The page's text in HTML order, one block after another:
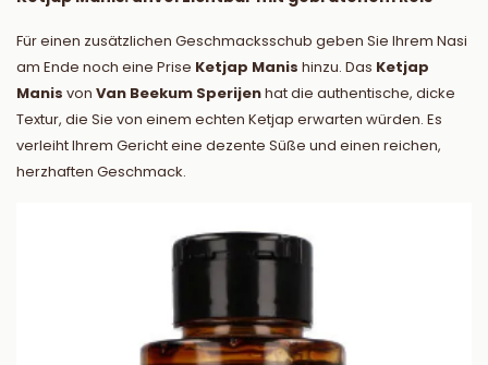
Für einen zusätzlichen Geschmacksschub geben Sie Ihrem Nasi
am Ende noch eine Prise Ketjap Manis hinzu. Das Ketjap
Manis von Van Beekum Sperijenhat die authentische, dicke
Textur, die Sie von einem echten Ketjap erwarten würden. Es
verleiht Ihrem Gericht eine dezente Süße und einen reichen,
herzhaften Geschmack.